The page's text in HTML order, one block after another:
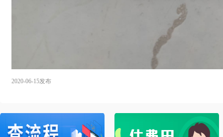
2020-06-15发布